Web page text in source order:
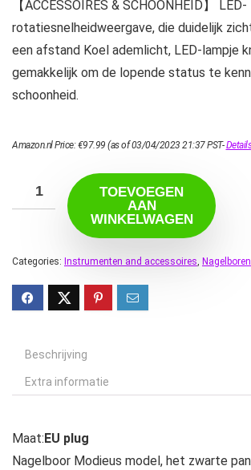
【ACCESSOIRES & SCHOONHEID】 LED-
rotatiesnelheidweergave, die duidelijk
een afstand Koel ademlicht, LED-lampje
gemakkelijk om de lopende status te
schoonheid.
Amazon.nl Price:€97.99 (as of 03/04/2023 21:37 PST-Details
TOEVOEGEN
AAN
WINKELWAGEN
Categories: Instrumenten and accessoires, Nagelboren
Beschrijving
Extra informatie
Maat: EU plug
Nagelboor Modieus model, het zwarte